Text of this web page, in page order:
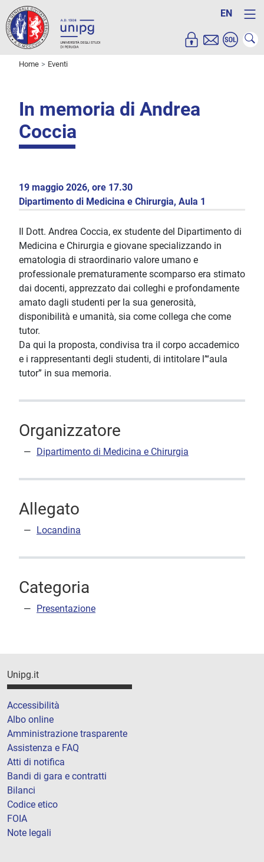
EN
Home Eventi
In memoria di Andrea
Coccia
19 maggio 2026, ore 17.30
Dipartimento di Medicina e Chirurgia, Aula 1
Il Dott. Andrea Coccia, ex studente del Dipartimento di
Medicina e Chirurgia e giovane specializzando in
ematologia di straordinario valore umano e
professionale prematuramente scomparso era stimato
dai docenti, apprezzato dai colleghi e profondamente
amato dagli studenti per la sua generosità,
disponibilità e umanità, sia come collega che come
tutor.
Da qui la proposta, condivisa tra il corpo accademico
e i rappresentanti degli studenti, di intitolare l’“aula
tutor” in sua memoria.
Organizzatore
Dipartimento di Medicina e Chirurgia
Allegato
Locandina
Categoria
Presentazione
Unipg.it
Accessibilità
Albo online
Amministrazione trasparente
Assistenza e FAQ
Atti di notifica
Bandi di gara e contratti
Bilanci
Codice etico
FOIA
Note legali